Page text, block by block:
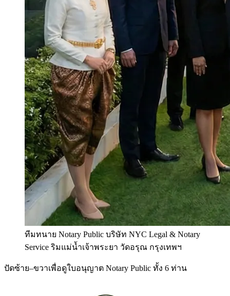
ทีมทนาย Notary Public บริษัท NYC Legal & Notary
Service ริมแม่น้ำเจ้าพระยา วัดอรุณ กรุงเทพฯ
ปัดซ้าย–ขวาเพื่อดูใบอนุญาต Notary Public ทั้ง 6 ท่าน